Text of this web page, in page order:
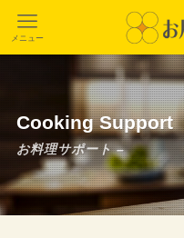
メニュー
Cooking Support
お料理サポート –